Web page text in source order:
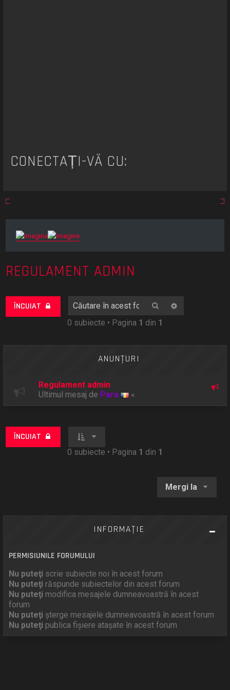
CONECTAȚI-VĂ CU:
REGULAMENT ADMIN
ÎNCUIAT Căutare
0 subiecte • Pagina 1 din 1
ANUNŢURI
Regulament admin
Ultimul mesaj de Para «
ÎNCUIAT
0 subiecte • Pagina 1 din 1
Mergi la
INFORMAŢIE
PERMISIUNILE FORUMULUI
Nu puteţi scrie subiecte noi în acest forum
Nu puteţi răspunde subiectelor din acest forum
Nu puteţi modifica mesajele dumneavoastră în acest
forum
Nu puteţi şterge mesajele dumneavoastră în acest forum
Nu puteţi publica fişiere ataşate în acest forum